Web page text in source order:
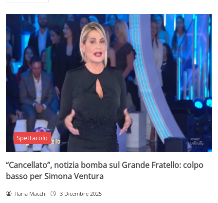
Spettacolo
“Cancellato”, notizia bomba sul Grande Fratello: colpo
basso per Simona Ventura
Ilaria Macchi 3 Dicembre 2025